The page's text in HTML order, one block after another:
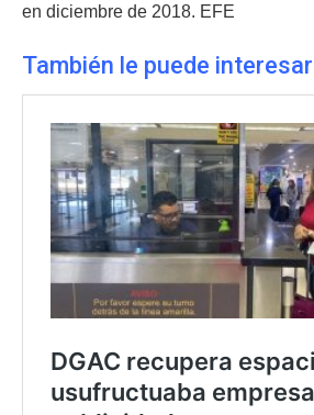
en diciembre de 2018. EFE
También le puede